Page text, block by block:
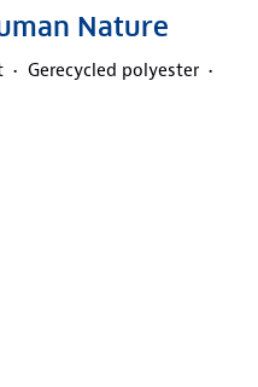
Nature
Gerecycled polyester